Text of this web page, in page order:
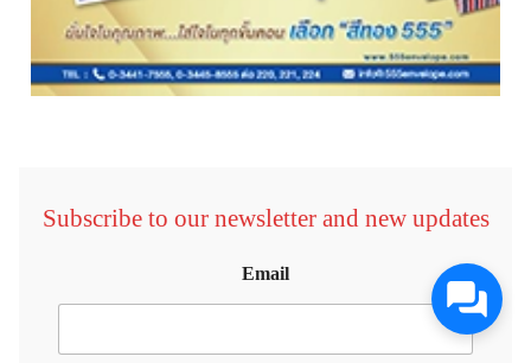
Subscribe to our newsletter and new updates
Email